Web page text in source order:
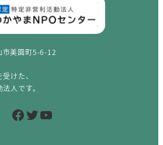
美園町5-6-12
けた、
人です。
Facebook Twitter YouTube